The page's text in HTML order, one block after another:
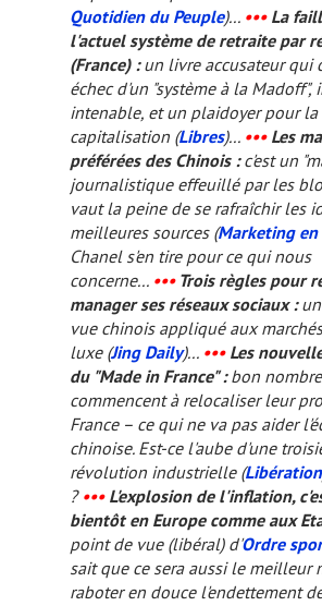
Quotidien du Peuple)... •••La
l'actuel système de retraite par
(France) :un livre accusateur qui
échec d'un "système à la Madoff",
intenable, et un plaidoyer pour la
capitalisation (Libres)... •••Les
préférées des Chinois :c'est un
journalistique effeuillé par les
vaut la peine de se rafraîchir les
meilleures sources (Marketing en
Chanel s'en tire pour ce qui nous
concerne... •••Trois règles pour
manager ses réseaux sociaux :un
vue chinois appliqué aux
luxe (Jing Daily)... •••Les
du "Made in France" :bon
commencent à relocaliser leur
France – ce qui ne va pas aider
chinoise. Est-ce l'aube d'une
révolution industrielle (Libération
? •••L'explosion de l'inflation,
bientôt en Europe comme aux
point de vue (libéral) d'Ordre
sait que ce sera aussi le meilleur
raboter en douce l'endettement